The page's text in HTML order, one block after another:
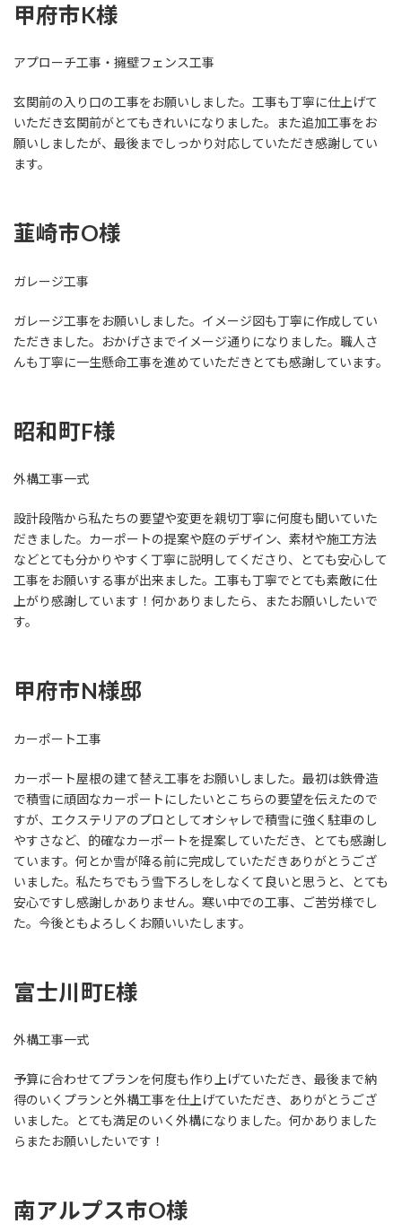
甲府市K様
アプローチ工事・擁壁フェンス工事
玄関前の入り口の工事をお願いしました。工事も丁寧に仕上げて
いただき玄関前がとてもきれいになりました。また追加工事をお
願いしましたが、最後までしっかり対応していただき感謝してい
ます。
韮崎市O様
ガレージ工事
ガレージ工事をお願いしました。イメージ図も丁寧に作成してい
ただきました。おかげさまでイメージ通りになりました。職人さ
んも丁寧に一生懸命工事を進めていただきとても感謝しています。
昭和町F様
外構工事一式
設計段階から私たちの要望や変更を親切丁寧に何度も聞いていた
だきました。カーポートの提案や庭のデザイン、素材や施工方法
などとても分かりやすく丁寧に説明してくださり、とても安心して
工事をお願いする事が出来ました。工事も丁寧でとても素敵に仕
上がり感謝しています！何かありましたら、またお願いしたいで
す。
甲府市N様邸
カーポート工事
カーポート屋根の建て替え工事をお願いしました。最初は鉄骨造
で積雪に頑固なカーポートにしたいとこちらの要望を伝えたので
すが、エクステリアのプロとしてオシャレで積雪に強く駐車のし
やすさなど、的確なカーポートを提案していただき、とても感謝し
ています。何とか雪が降る前に完成していただきありがとうござ
いました。私たちでもう雪下ろしをしなくて良いと思うと、とても
安心ですし感謝しかありません。寒い中での工事、ご苦労様でし
た。今後ともよろしくお願いいたします。
富士川町E様
外構工事一式
予算に合わせてプランを何度も作り上げていただき、最後まで納
得のいくプランと外構工事を仕上げていただき、ありがとうござ
いました。とても満足のいく外構になりました。何かありました
らまたお願いしたいです！
南アルプス市O様